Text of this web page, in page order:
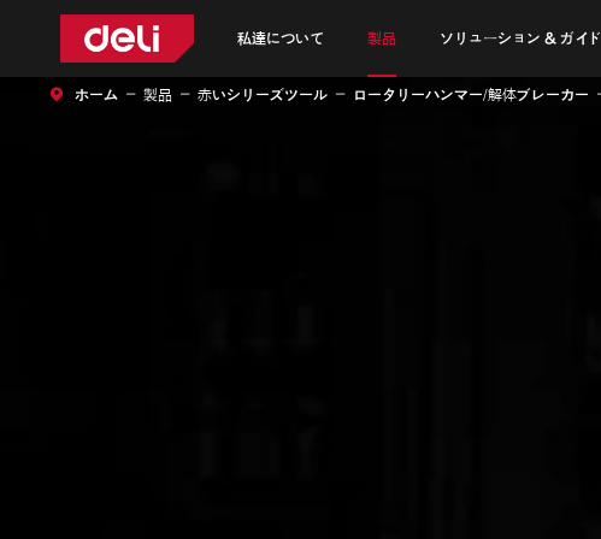
私達について 製品 ソリューション & ガイド
ホーム 製品 赤いシリーズツール ロータリーハンマー/解体ブレーカー